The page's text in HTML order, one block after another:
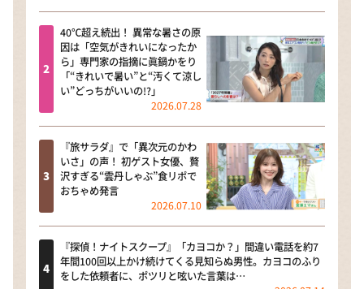
40℃超え続出！ 異常な暑さの原
因は「空気がきれいになったか
ら」専門家の指摘に眞鍋かをり
「“きれいで暑い”と“汚くて涼し
い”どっちがいいの!?」
2026.07.28
『旅サラダ』で「異次元のかわ
いさ」の声！ 初ゲスト女優、贅
沢すぎる“雲丹しゃぶ”食リポで
おちゃめ発言
2026.07.10
『探偵！ナイトスクープ』「カヨコか？」間違い電話を約7
年間100回以上かけ続けてくる見知らぬ男性。カヨコのふり
をした依頼者に、ポツリと呟いた言葉は…